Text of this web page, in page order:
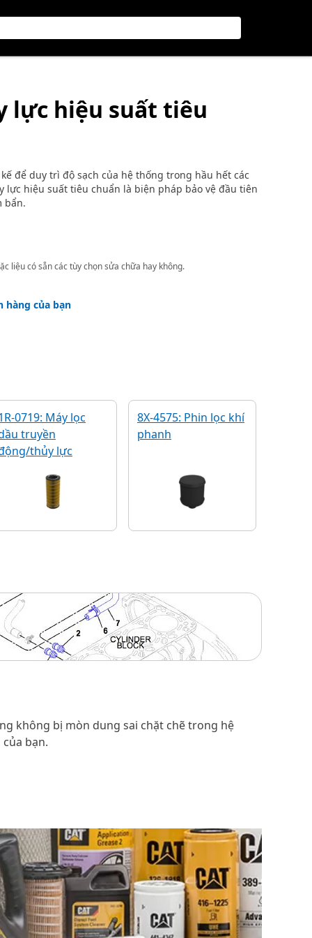
lực hiệu suất tiêu
để duy trì độ sạch của hệ thống trong hầu hết các
hiệu suất tiêu chuẩn là biện pháp bảo vệ đầu tiên
bẩn.
liệu có sẵn các tùy chọn sửa chữa hay không.
hàng của bạn
0719: Máy lọc
truyền
thủy lực
8X-4575: Phin lọc khí
phanh
không bị mòn dung sai chặt chẽ trong hệ
bạn.